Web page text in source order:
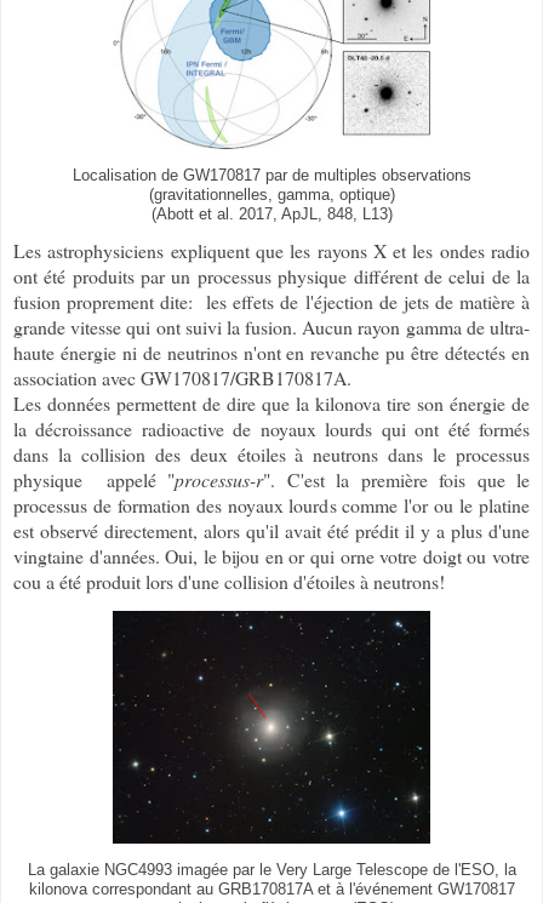
Localisation de GW170817 par de multiples observations
(gravitationnelles, gamma, optique)
(Abott et al. 2017, ApJL, 848, L13)
Les astrophysiciens expliquent que les rayons X et les ondes radio
ont été produits par un processus physique différent de celui de la
fusion proprement dite: les effets de l'éjection de jets de matière à
grande vitesse qui ont suivi la fusion. Aucun rayon gamma de ultra-
haute énergie ni de neutrinos n'ont en revanche pu être détectés en
association avec GW170817/GRB170817A.
Les données permettent de dire que la kilonova tire son énergie de
la décroissance radioactive de noyaux lourds qui ont été formés
dans la collision des deux étoiles à neutrons dans le processus
physique appelé "processus-r". C'est la première fois que le
processus de formation des noyaux lourds comme l'or ou le platine
est observé directement, alors qu'il avait été prédit il y a plus d'une
vingtaine d'années. Oui, le bijou en or qui orne votre doigt ou votre
cou a été produit lors d'une collision d'étoiles à neutrons!
La galaxie NGC4993 imagée par le Very Large Telescope de l'ESO, la
kilonova correspondant au GRB170817A et à l'événement GW170817